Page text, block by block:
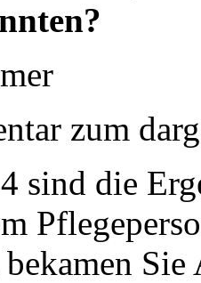
zum
sind die